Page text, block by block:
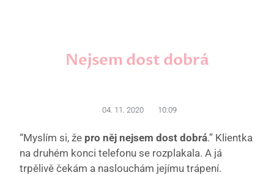
Nejsem dost dobrá
04. 11. 2020 10:09
“Myslím si, že pro něj nejsem dost dobrá.” Klientka
na druhém konci telefonu se rozplakala. A já
trpělivě čekám a naslouchám jejímu trápení.